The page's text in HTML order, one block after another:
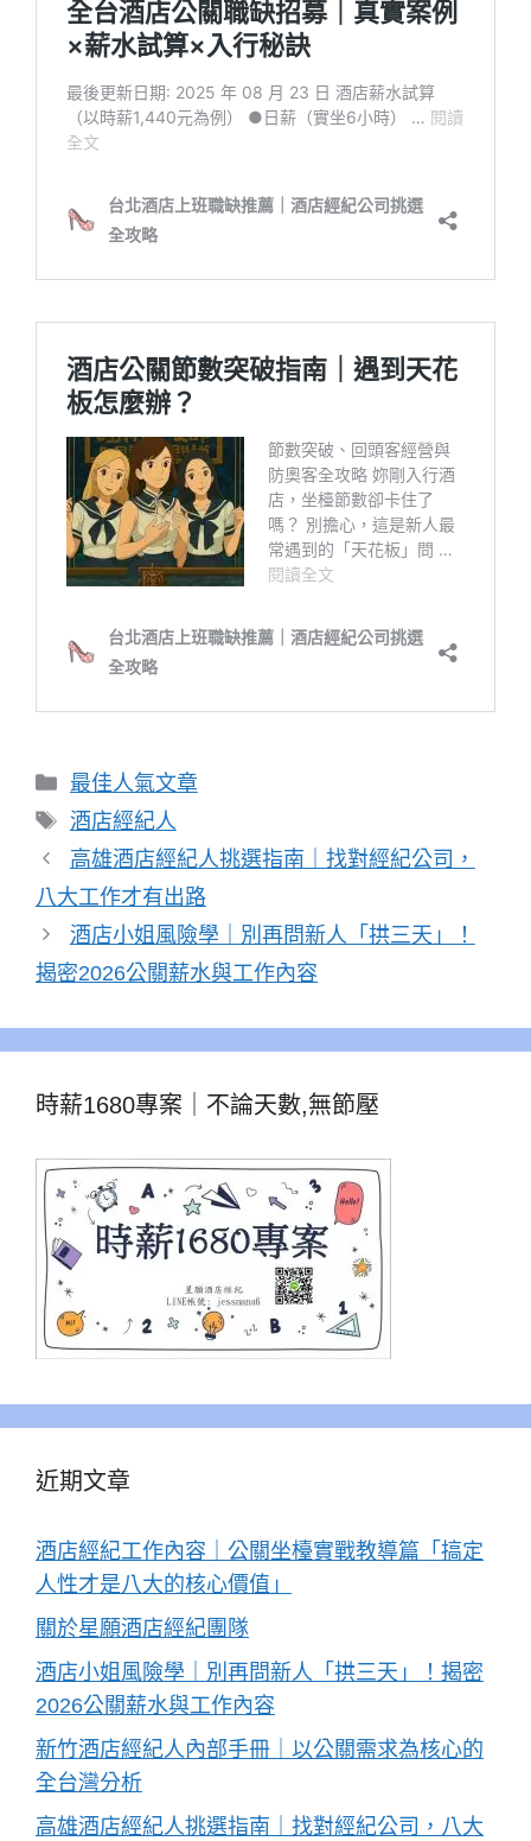
分
類
最佳人氣文章
標
籤
酒店經紀人
高雄酒店經紀人挑選指南｜找對經紀公司，
八大工作才有出路
酒店小姐風險學｜別再問新人「拱三天」！
揭密2026公關薪水與工作內容
時薪1680專案｜不論天數,無節壓
近期文章
酒店經紀工作內容｜公關坐檯實戰教導篇「搞定
人性才是八大的核心價值」
關於星願酒店經紀團隊
酒店小姐風險學｜別再問新人「拱三天」！揭密
2026公關薪水與工作內容
新竹酒店經紀人內部手冊｜以公關需求為核心的
全台灣分析
高雄酒店經紀人挑選指南｜找對經紀公司，八大